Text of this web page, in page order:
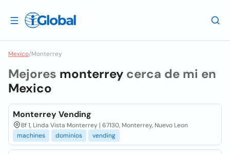
Mexico/Monterrey
Mejores monterrey cerca de mi en
Mexico
Monterrey Vending
Bf 1, Linda Vista Monterrey | 67130, Monterrey, Nuevo Leon
machines
dominios vending